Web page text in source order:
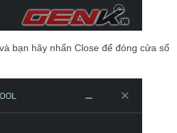
bạn hãy nhấn Close để đóng cửa sổ